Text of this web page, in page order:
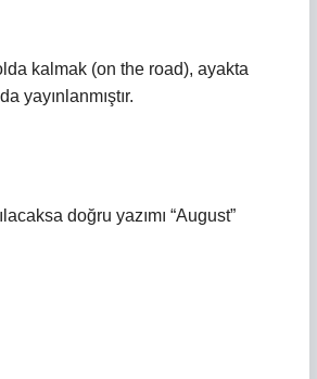
kalmak (on the road), ayakta
yayınlanmıştır.
doğru yazımı “August”